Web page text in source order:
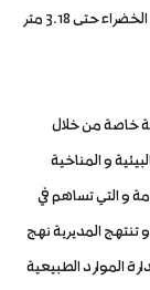
لسكان المدينة وزوارها حيث بلغ نصيب الفرد من المساحات الخضراء حتى 3.18 متر
خاصة من خلال
و المناخية
و التي تساهم في
المديرية نهج
الموارد الطبيعية